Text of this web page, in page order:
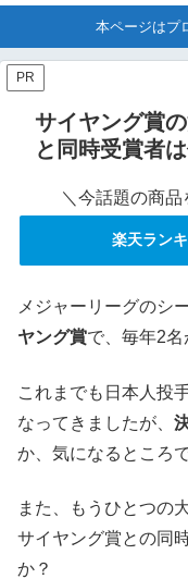
本ページはプ
PR
サイヤング賞
と同時受賞者
＼今話題の商
楽天ラン
メジャーリーグのシ
ヤング賞で、毎年2名
これまでも日本人投
なってきましたが、
か、気になるところで
また、もうひとつの
サイヤング賞との同
か？